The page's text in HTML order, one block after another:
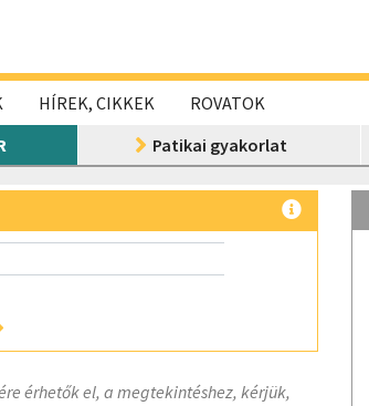
HÍREK, CIKKEK
ROVATOK
Patikai gyakorlat
érhetők el, a megtekintéshez, kérjük,